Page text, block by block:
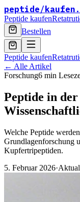
peptide/ kaufen
Peptide kaufen
Bestellen
Peptide kaufen
← Alle Artikel
Forschung6 min
Peptide in
Welche Peptide
Grundlagenforschung
Kupfertripeptiden.
5. Februar 2026·